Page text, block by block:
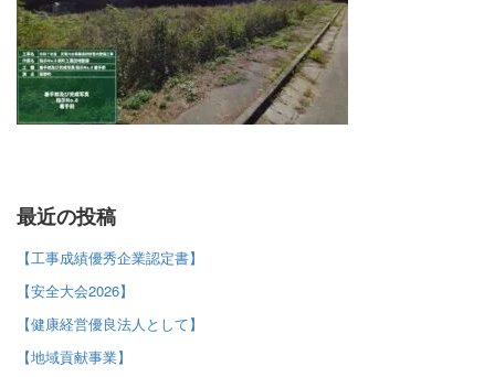
最近の投稿
【工事成績優秀企業認定書】
【安全大会2026】
【健康経営優良法人として】
【地域貢献事業】